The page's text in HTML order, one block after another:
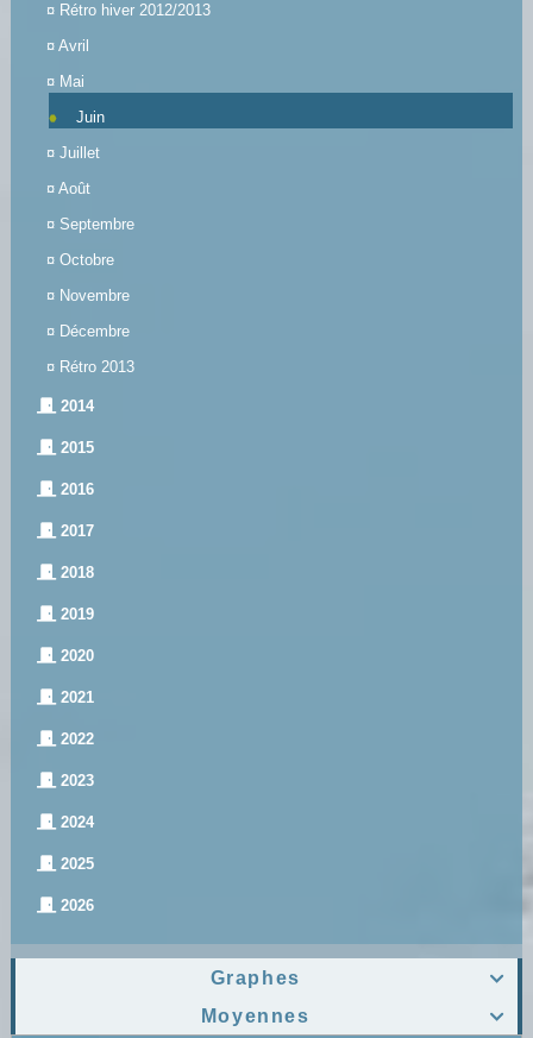
¤ Rétro hiver 2012/2013
¤ Avril
¤ Mai
Juin
¤ Juillet
¤ Août
¤ Septembre
¤ Octobre
¤ Novembre
¤ Décembre
¤ Rétro 2013
2014
2015
2016
2017
2018
2019
2020
2021
2022
2023
2024
2025
2026

Graphes

Moyennes